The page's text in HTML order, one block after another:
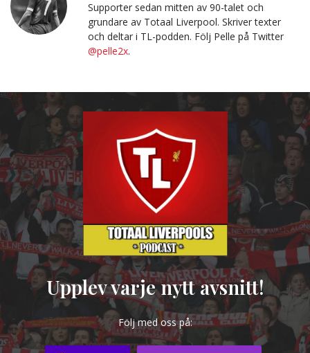
Supporter sedan mitten av 90-talet och
grundare av Totaal Liverpool. Skriver texter
och deltar i TL-podden. Följ Pelle på Twitter
@pelle2x.
Upplev varje nytt avsnitt!
Följ med oss på: